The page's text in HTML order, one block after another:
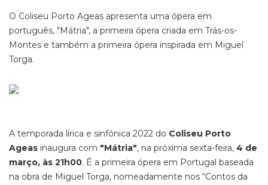
O Coliseu Porto Ageas apresenta uma ópera em
português, "Mátria", a primeira ópera criada em Trás-os-
Montes e também a primeira ópera inspirada em Miguel
Torga.
A temporada lírica e sinfónica 2022 do Coliseu Porto
Ageas inaugura com "Mátria", na próxima sexta-feira, 4 de
março, às 21h00. É a primeira ópera em Portugal baseada
na obra de Miguel Torga, nomeadamente nos “Contos da